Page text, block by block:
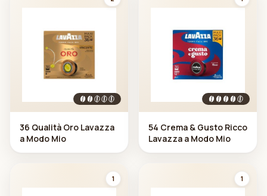
36 Qualità Oro Lavazza
a Modo Mio
54 Crema & Gusto Ricco
Lavazza a Modo Mio
1 1